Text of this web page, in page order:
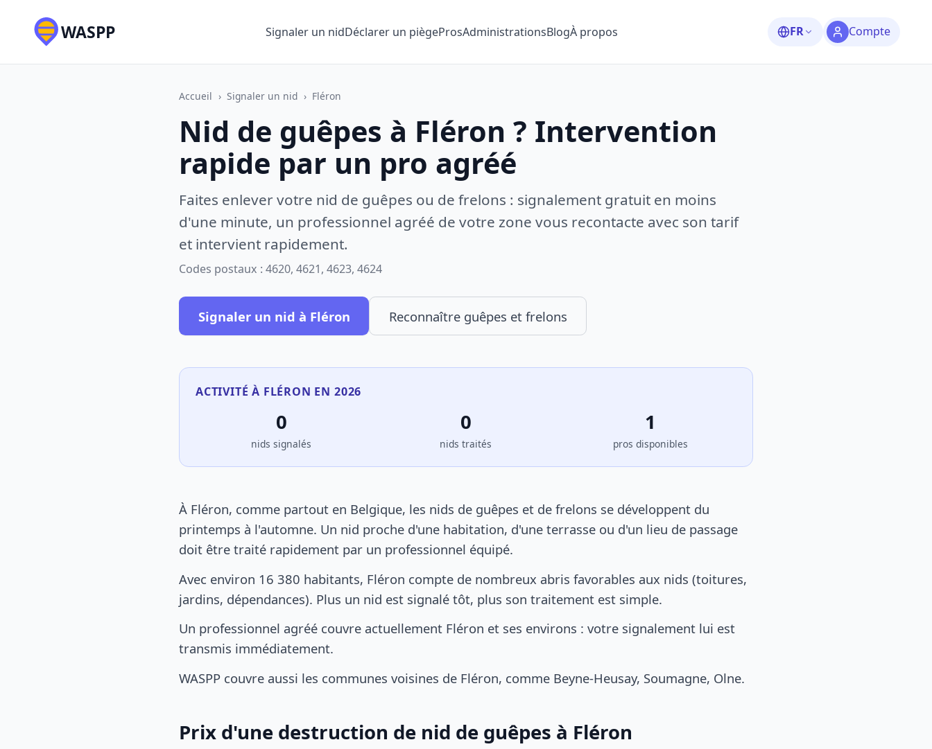
WASPP Signaler un nidDéclarer un piègeProsAdministrationsBlogÀ propos FR Compte
Accueil › Signaler un nid › Fléron
Nid de guêpes à Fléron ? Intervention
rapide par un pro agréé
Faites enlever votre nid de guêpes ou de frelons : signalement gratuit en moins
d'une minute, un professionnel agréé de votre zone vous recontacte avec son tarif
et intervient rapidement.
Codes postaux : 4620, 4621, 4623, 4624
Signaler un nid à Fléron Reconnaître guêpes et frelons
ACTIVITÉ À FLÉRON EN 2026
0
nids signalés
0
nids traités
1
pros disponibles
À Fléron, comme partout en Belgique, les nids de guêpes et de frelons se développent du
printemps à l'automne. Un nid proche d'une habitation, d'une terrasse ou d'un lieu de passage
doit être traité rapidement par un professionnel équipé.
Avec environ 16 380 habitants, Fléron compte de nombreux abris favorables aux nids (toitures,
jardins, dépendances). Plus un nid est signalé tôt, plus son traitement est simple.
Un professionnel agréé couvre actuellement Fléron et ses environs : votre signalement lui est
transmis immédiatement.
WASPP couvre aussi les communes voisines de Fléron, comme Beyne-Heusay, Soumagne, Olne.
Prix d'une destruction de nid de guêpes à Fléron